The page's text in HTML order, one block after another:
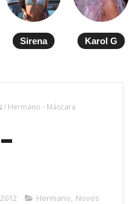
Sirena Karol G
/ Hermano - Máscara
Hermano, Novos